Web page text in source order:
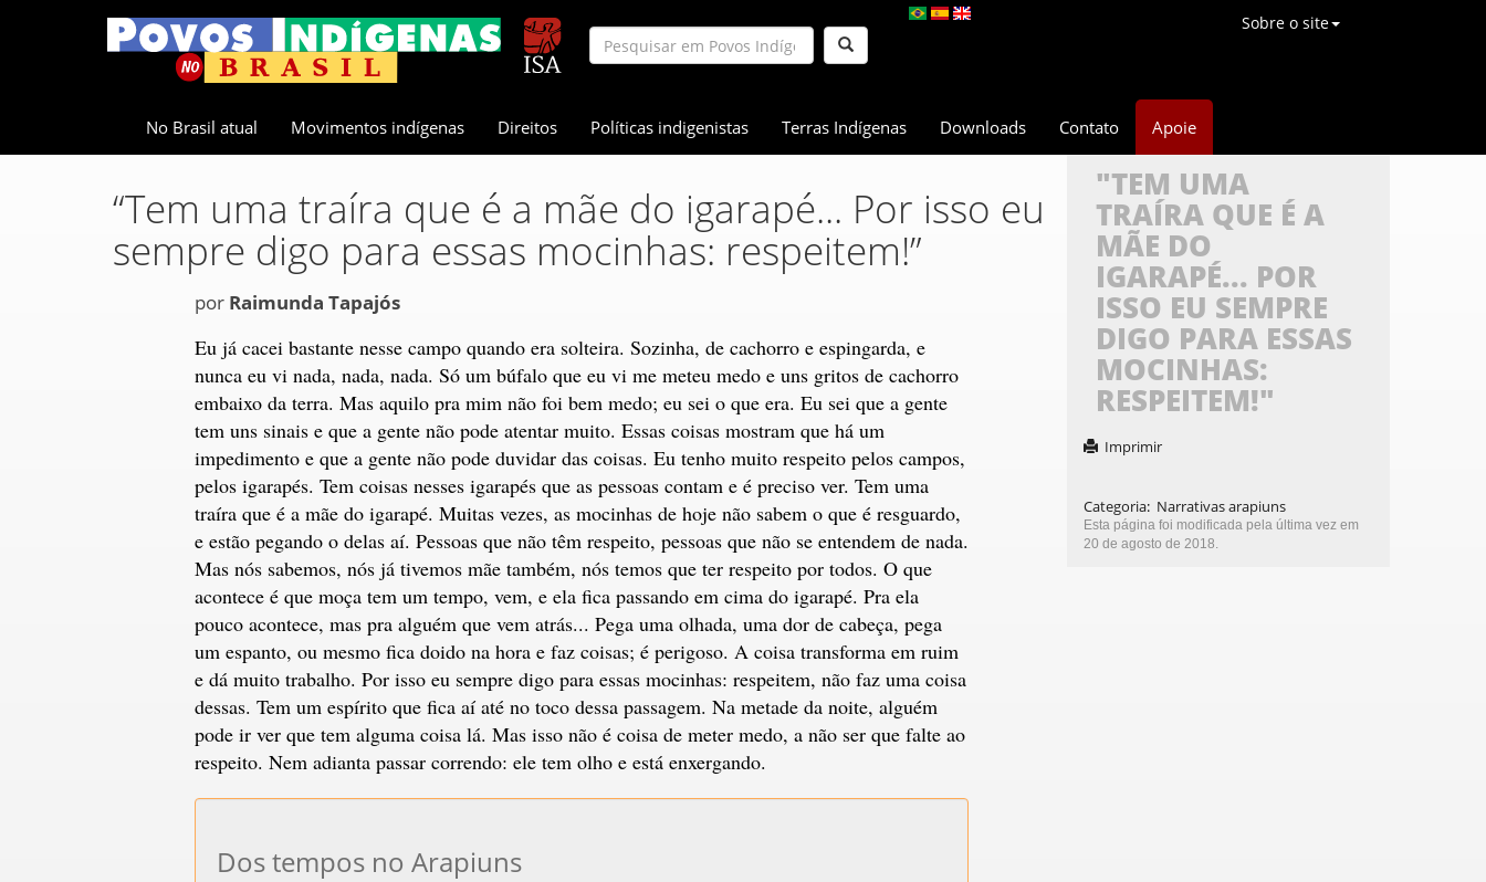
Sobre o site
No Brasil atual Movimentos indígenas Direitos Políticas indigenistas Terras Indígenas Downloads Contato Apoie
“Tem uma traíra que é a mãe do igarapé... Por isso eu
sempre digo para essas mocinhas: respeitem!”
por Raimunda Tapajós
Eu já cacei bastante nesse campo quando era solteira. Sozinha, de cachorro e espingarda, e
nunca eu vi nada, nada, nada. Só um búfalo que eu vi me meteu medo e uns gritos de cachorro
embaixo da terra. Mas aquilo pra mim não foi bem medo; eu sei o que era. Eu sei que a gente
tem uns sinais e que a gente não pode atentar muito. Essas coisas mostram que há um
impedimento e que a gente não pode duvidar das coisas. Eu tenho muito respeito pelos campos,
pelos igarapés. Tem coisas nesses igarapés que as pessoas contam e é preciso ver. Tem uma
traíra que é a mãe do igarapé. Muitas vezes, as mocinhas de hoje não sabem o que é resguardo,
e estão pegando o delas aí. Pessoas que não têm respeito, pessoas que não se entendem de nada.
Mas nós sabemos, nós já tivemos mãe também, nós temos que ter respeito por todos. O que
acontece é que moça tem um tempo, vem, e ela fica passando em cima do igarapé. Pra ela
pouco acontece, mas pra alguém que vem atrás... Pega uma olhada, uma dor de cabeça, pega
um espanto, ou mesmo fica doido na hora e faz coisas; é perigoso. A coisa transforma em ruim
e dá muito trabalho. Por isso eu sempre digo para essas mocinhas: respeitem, não faz uma coisa
dessas. Tem um espírito que fica aí até no toco dessa passagem. Na metade da noite, alguém
pode ir ver que tem alguma coisa lá. Mas isso não é coisa de meter medo, a não ser que falte ao
respeito. Nem adianta passar correndo: ele tem olho e está enxergando.
Dos tempos no Arapiuns
"TEM UMA
TRAÍRA QUE É A
MÃE DO
IGARAPÉ... POR
ISSO EU SEMPRE
DIGO PARA ESSAS
MOCINHAS:
RESPEITEM!"
Imprimir
Categoria: Narrativas arapiuns
Esta página foi modificada pela última vez em
20 de agosto de 2018.